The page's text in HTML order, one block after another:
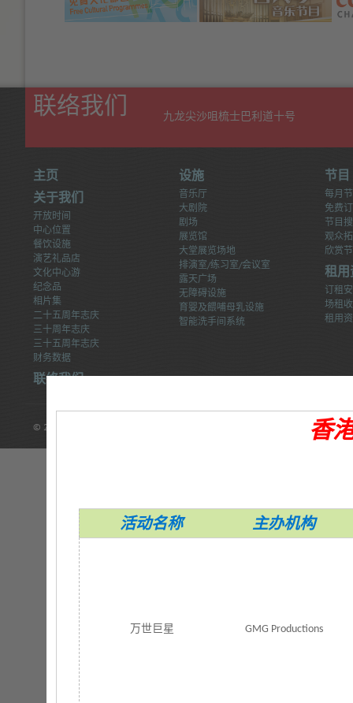
联络我们 九龙尖沙咀梳士巴利道十号
主页
关于我们
开放时间
中心位置
餐饮设施
演艺礼品店
文化中心游
纪念品
相片集
二十五周年志庆
三十周年志庆
三十五周年志庆
财务数据
联络我们
设施
音乐厅
大剧院
剧场
展览馆
大堂展览场地
排演室/练习室/会议室
露天广场
无障碍设施
育婴及餵哺母乳设施
智能洗手间系统
节目
每月
免费
节目
观众
欣赏
租用
订租
场租
租用
© 2014 康乐及文化事务署 版权所有
Default
Size:
Size:
香
活动名称 主办机构
万世巨星 GMG Productions